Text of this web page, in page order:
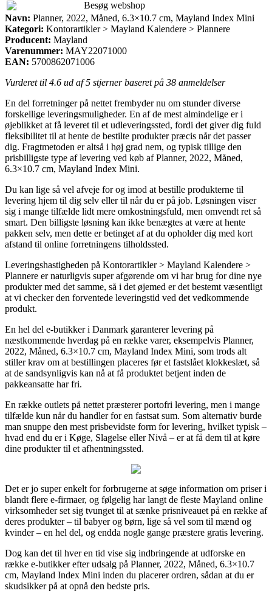
Besøg webshop
Navn: Planner, 2022, Måned, 6.3×10.7 cm, Mayland Index Mini
Kategori: Kontorartikler > Mayland Kalendere > Plannere
Producent: Mayland
Varenummer: MAY22071000
EAN: 5700862071006
Vurderet til 4.6 ud af 5 stjerner baseret på 38 anmeldelser
En del forretninger på nettet frembyder nu om stunder diverse
forskellige leveringsmuligheder. En af de mest almindelige er i
øjeblikket at få leveret til et udleveringssted, fordi det giver dig fuld
fleksibilitet til at hente de bestilte produkter præcis når det passer
dig. Fragtmetoden er altså i høj grad nem, og typisk tillige den
prisbilligste type af levering ved køb af Planner, 2022, Måned,
6.3×10.7 cm, Mayland Index Mini.
Du kan lige så vel afveje for og imod at bestille produkterne til
levering hjem til dig selv eller til når du er på job. Løsningen viser
sig i mange tilfælde lidt mere omkostningsfuld, men omvendt ret så
smart. Den billigste løsning kan ikke benægtes at være at hente
pakken selv, men dette er betinget af at du opholder dig med kort
afstand til online forretningens tilholdssted.
Leveringshastigheden på Kontorartikler > Mayland Kalendere >
Plannere er naturligvis super afgørende om vi har brug for dine nye
produkter med det samme, så i det øjemed er det bestemt væsentligt
at vi checker den forventede leveringstid ved det vedkommende
produkt.
En hel del e-butikker i Danmark garanterer levering på
næstkommende hverdag på en række varer, eksempelvis Planner,
2022, Måned, 6.3×10.7 cm, Mayland Index Mini, som trods alt
stiller krav om at bestillingen placeres før et fastslået klokkeslæt, så
at de sandsynligvis kan nå at få produktet betjent inden de
pakkeansatte har fri.
En række outlets på nettet præsterer portofri levering, men i mange
tilfælde kun når du handler for en fastsat sum. Som alternativ burde
man snuppe den mest prisbevidste form for levering, hvilket typisk –
hvad end du er i Køge, Slagelse eller Nivå – er at få dem til at køre
dine produkter til et afhentningssted.
Det er jo super enkelt for forbrugerne at søge information om priser i
blandt flere e-firmaer, og følgelig har langt de fleste Mayland online
virksomheder set sig tvunget til at sænke prisniveauet på en række af
deres produkter – til babyer og børn, lige så vel som til mænd og
kvinder – en hel del, og endda nogle gange præstere gratis levering.
Dog kan det til hver en tid vise sig indbringende at udforske en
række e-butikker efter udsalg på Planner, 2022, Måned, 6.3×10.7
cm, Mayland Index Mini inden du placerer ordren, sådan at du er
skudsikker på at opnå den bedste pris.